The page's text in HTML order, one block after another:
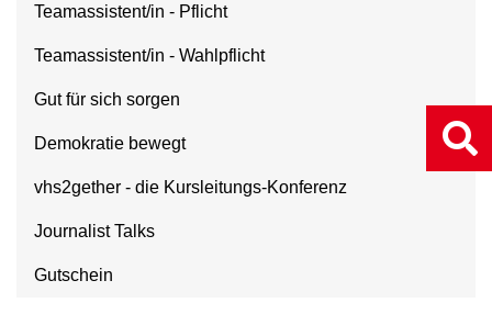
Teamassistent/in - Pflicht
Teamassistent/in - Wahlpflicht
Gut für sich sorgen
Demokratie bewegt
vhs2gether - die Kursleitungs-Konferenz
Journalist Talks
Gutschein